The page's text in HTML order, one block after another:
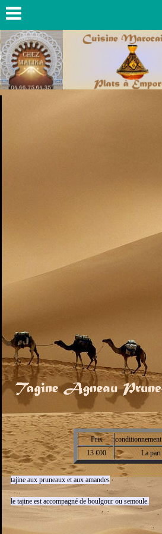
Prix
conditionnement
13 €00
La part
tajine aux pruneaux et aux amandes
le tajine est accompagné de boulgour ou semoule.